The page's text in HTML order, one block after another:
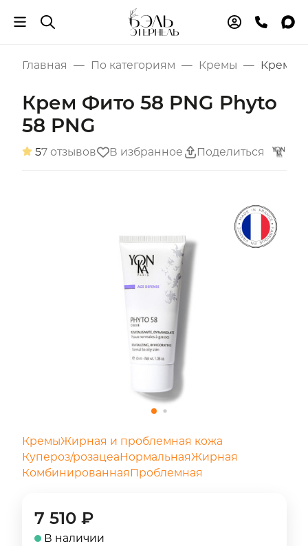
Главная По категориям Кремы Крем
Крем Фито 58 PNG Phyto
58 PNG
57 отзывов В избранное Поделиться
КремыЖирная и проблемная кожа
Купероз/розацеаНормальнаяЖирная
КомбинированнаяПроблемная
7 510 ₽
В наличии